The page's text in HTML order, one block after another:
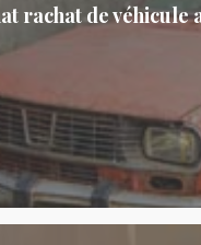
rachat de véhicule